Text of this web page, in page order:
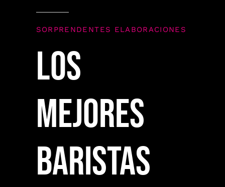
SORPRENDENTES ELABORACIONES
LOS
MEJORES
BARISTAS